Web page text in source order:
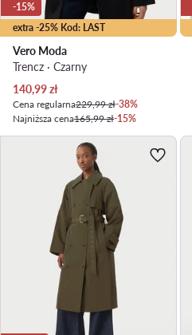
extra -25% Kod: LAST
-15%
Vero Moda
Trencz · Czarny
Aktualna cena
140,99zł
Cena regularna229,99 zł-38%
Najniższa cena165,99 zł-15%